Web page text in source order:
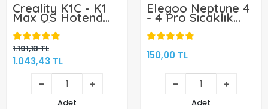
Creality K1C - K1
Max QS Hotend
Full Seti
1.191,13 TL
1.043,43 TL
Adet
Elegoo Neptune 4
- 4 Pro Sıcaklık
Sensörü
(Termistör)- NTC
150,00 TL
Adet